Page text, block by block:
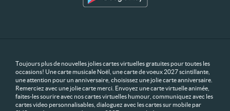
Toujours plus de nouvelles jolies cartes virtuelles gratuites pour toutes les
occasions! Une carte musicale Noël, une carte de voeux 2027 scintillante,
une attention pour un anniversaire, choisissez une jolie carte anniversaire.
Remerciez avec une jolie carte merci. Envoyez une carte virtuelle animée,
faites-les sourire avec nos cartes virtuelles humour, communiquez avec les
cartes video personnalisables, dialoguez avec les cartes sur mobile par